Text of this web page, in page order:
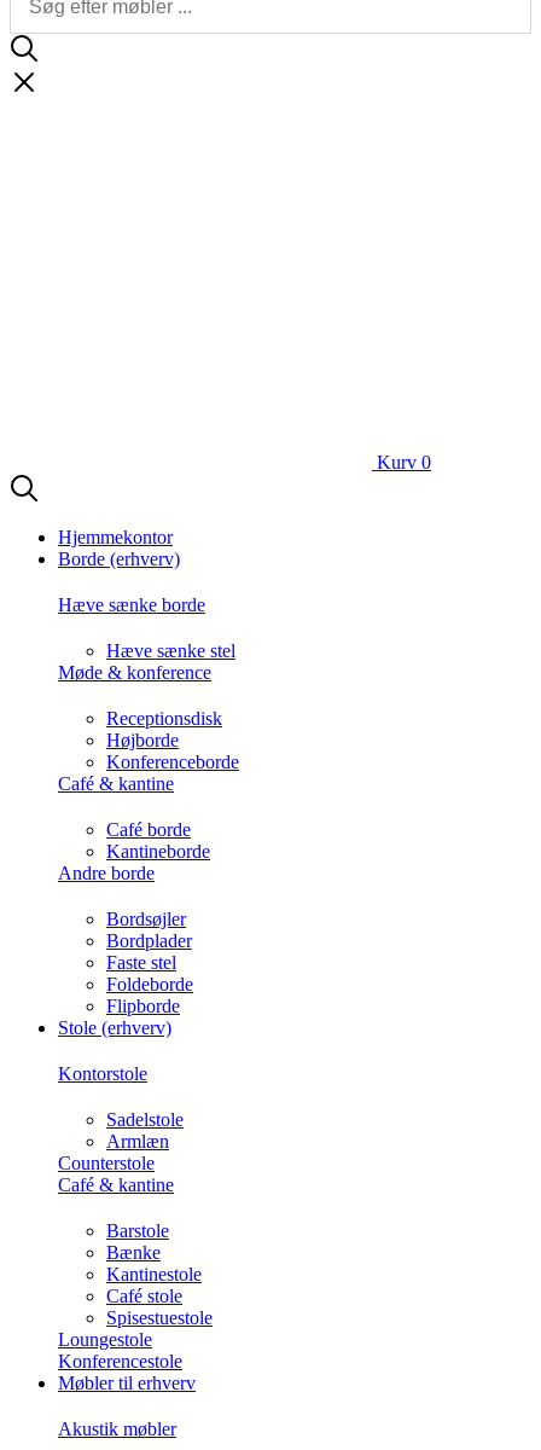
Kurv 0
Hjemmekontor
Borde (erhverv)
Hæve sænke borde
Hæve sænke stel
Møde & konference
Receptionsdisk
Højborde
Konferenceborde
Café & kantine
Café borde
Kantineborde
Andre borde
Bordsøjler
Bordplader
Faste stel
Foldeborde
Flipborde
Stole (erhverv)
Kontorstole
Sadelstole
Armlæn
Counterstole
Café & kantine
Barstole
Bænke
Kantinestole
Café stole
Spisestuestole
Loungestole
Konferencestole
Møbler til erhverv
Akustik møbler